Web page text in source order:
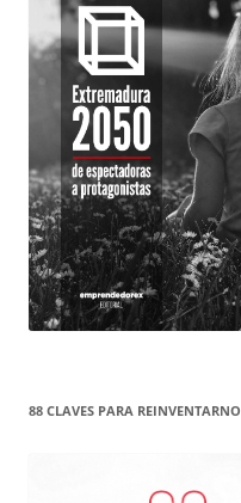
88 CLAVES PARA